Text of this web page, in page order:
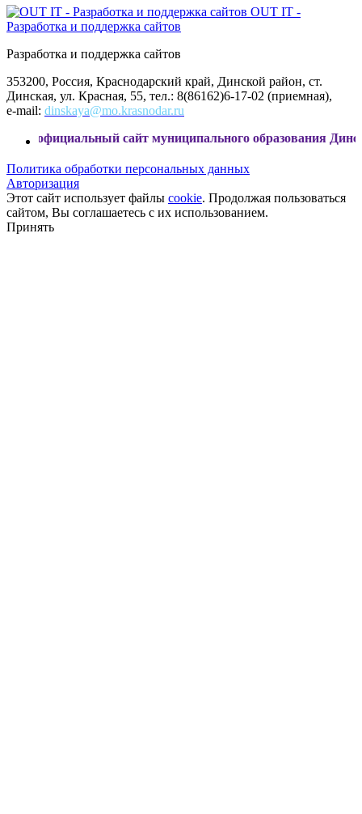
OUT IT -
Разработка и поддержка сайтов
Разработка и поддержка сайтов
353200, Россия, Краснодарский край, Динской район, ст.
Динская, ул. Красная, 55, тел.: 8(86162)6-17-02 (приемная),
e-mail: dinskaya@mo.krasnodar.ru
сайт муниципального образования Динской район
Политика обработки персональных данных
Авторизация
Этот сайт использует файлы cookie. Продолжая пользоваться
сайтом, Вы соглашаетесь с их использованием.
Принять